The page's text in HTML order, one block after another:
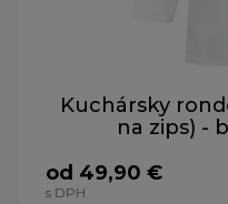
Kuchársky
na zips) -
od 49,90 €
s DPH